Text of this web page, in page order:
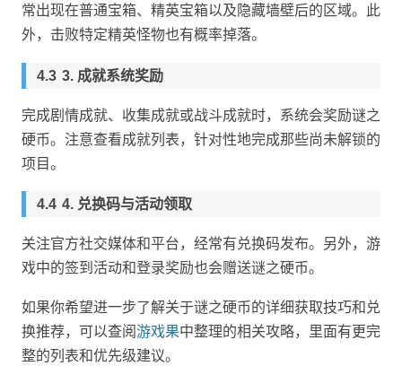
常出现在普通宝箱、精英宝箱以及隐藏墙壁后的区域。此
外，击败特定精英怪物也有概率掉落。
3. 成就系统奖励
完成剧情成就、收集成就或战斗成就时，系统会奖励谜之
硬币。注意查看成就列表，针对性地完成那些尚未解锁的
项目。
4. 兑换码与活动领取
关注官方社交媒体和平台，经常有兑换码发布。另外，游
戏中的签到活动和登录奖励也会赠送谜之硬币。
如果你希望进一步了解关于谜之硬币的详细获取技巧和兑
换推荐，可以查阅游戏果中整理的相关攻略，里面有更完
整的列表和优先级建议。